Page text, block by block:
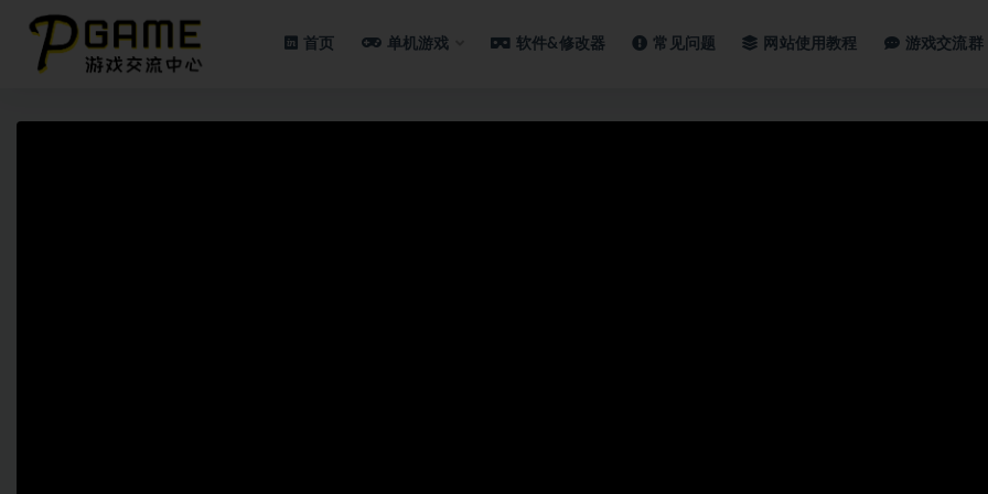
首页 单机游戏 软件&修改器 常见问题 网站使用教程 游戏交流群